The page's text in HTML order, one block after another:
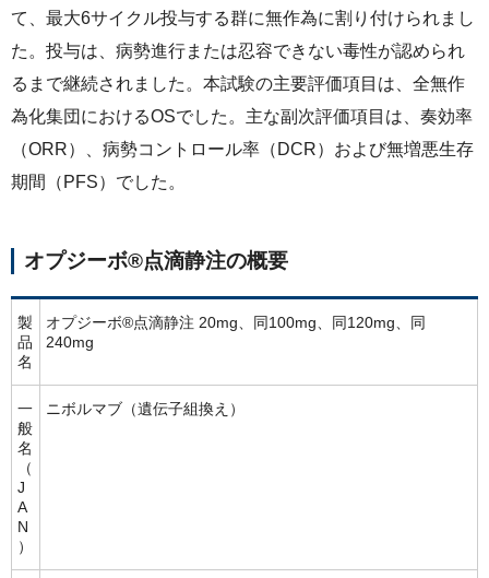
て、最大6サイクル投与する群に無作為に割り付けられまし
た。投与は、病勢進行または忍容できない毒性が認められ
るまで継続されました。本試験の主要評価項目は、全無作
為化集団におけるOSでした。主な副次評価項目は、奏効率
（ORR）、病勢コントロール率（DCR）および無増悪生存
期間（PFS）でした。
オプジーボ®点滴静注の概要
製
品
名
オプジーボ®点滴静注 20mg、同100mg、同120mg、同
240mg
一
般
名
（
J
A
N
）
ニボルマブ（遺伝子組換え）